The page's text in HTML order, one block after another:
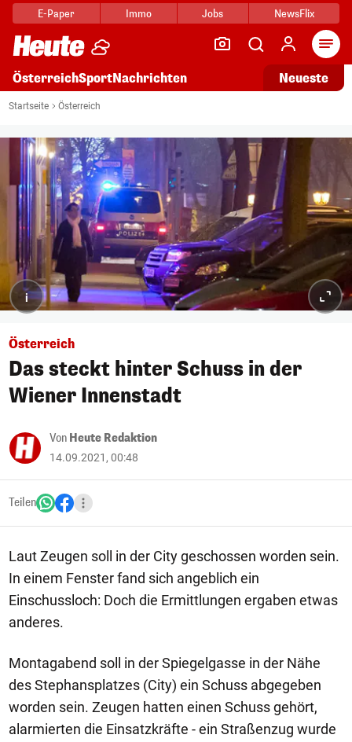
E-Paper Immo Jobs NewsFlix
ÖsterreichSportNachrichten Neueste
Startseite Österreich
i
Österreich
Das steckt hinter Schuss in der
Wiener Innenstadt
Von Heute Redaktion
14.09.2021, 00:48
Teilen
Laut Zeugen soll in der City geschossen worden sein.
In einem Fenster fand sich angeblich ein
Einschussloch: Doch die Ermittlungen ergaben etwas
anderes.
Montagabend soll in der Spiegelgasse in der Nähe
des Stephansplatzes (City) ein Schuss abgegeben
worden sein. Zeugen hatten einen Schuss gehört,
alarmierten die Einsatzkräfte - ein Straßenzug wurde